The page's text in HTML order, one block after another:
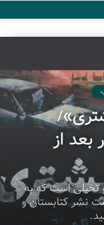
بعد از
تخیلی است که به
به همت نشر کتابستان و